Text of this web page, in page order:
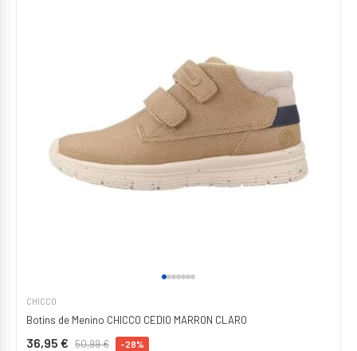
CHICCO
Botins de Menino CHICCO CEDIO MARRON CLARO
36,95 € 50,99 € -28%